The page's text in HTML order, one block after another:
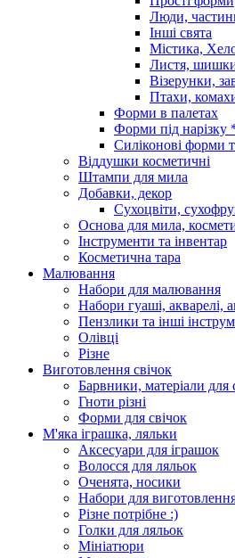
Люди,
Інші свята
Містика,
Листя,
Візерунки,
Птахи,
Форми в палетах
Форми під нарізку
Силіконові форми
Віддушки косметичні
Штампи для мила
Добавки, декор
Сухоцвіти,
Основа для мила,
Інструменти та інвентар
Косметична тара
Малювання
Набори для малювання
Набори гуаші, акварелі,
Пензлики та інші
Олівці
Різне
Виготовлення свічок
Барвники, матеріали для
Гноти різні
Форми для свічок
М'яка іграшка, ляльки
Аксесуари для іграшок
Волосся для ляльок
Оченята, носики
Набори для
Різне потрібне :)
Голки для ляльок
Мініатюри